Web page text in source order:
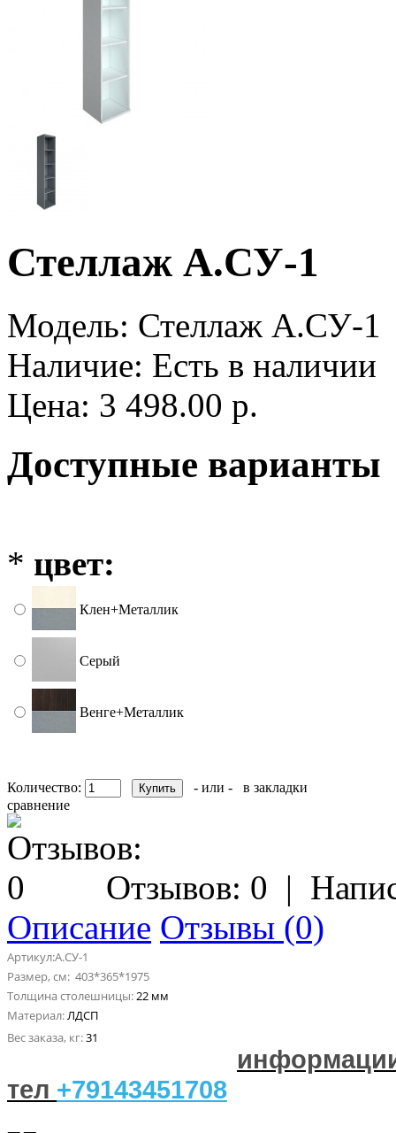
Стеллаж А.СУ-1
Модель: Стеллаж А.СУ-1
Наличие: Есть в наличии
Цена: 3 498.00 р.
Доступные варианты
* цвет:
Клен+Металлик
Серый
Венге+Металлик
Количество: - или -
в закладки
сравнение
Отзывов: 0 |
Описание Отзывы (0)
Артикул:А.СУ-1
Размер, см: 403*365*1975
Толщина столешницы:22 мм
Материал:ЛДСП
Вес заказа, кг:31
тел +79143451708